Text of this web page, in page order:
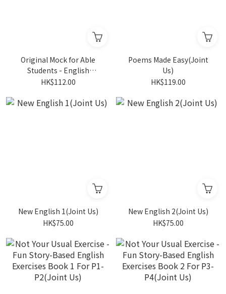
Original Mock for Able
Students - English
F1(Joint Us)
HK$112.00
Poems Made Easy(Joint
Us)
HK$119.00
New English 1(Joint Us)
HK$75.00
New English 2(Joint Us)
HK$75.00